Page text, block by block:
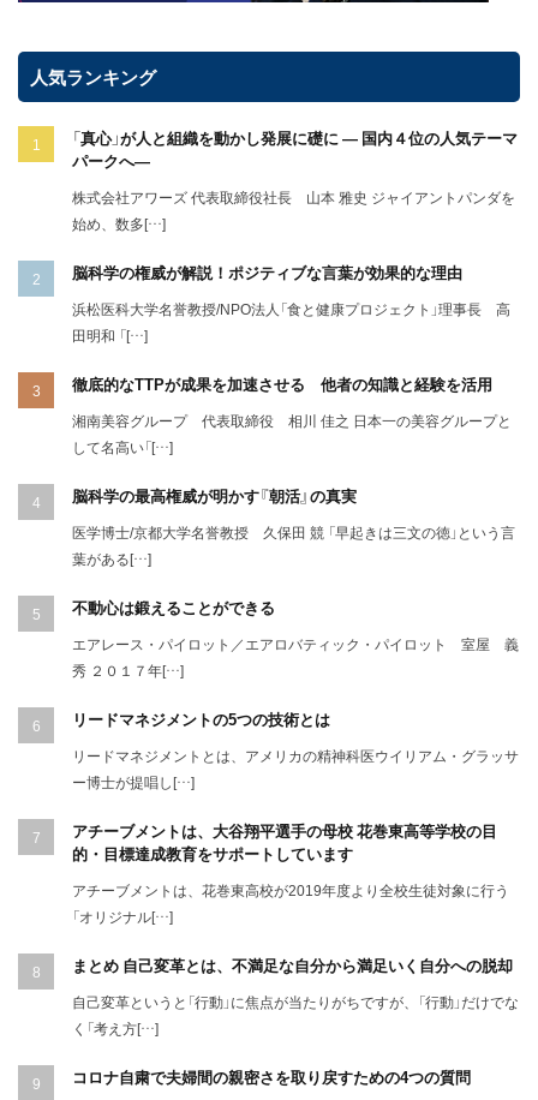
人気ランキング
「真心」が人と組織を動かし発展に礎に ― 国内４位の人気テーマ
パークへ―
株式会社アワーズ 代表取締役社長 山本 雅史 ジャイアントパンダを
始め、数多[…]
脳科学の権威が解説！ポジティブな言葉が効果的な理由
浜松医科大学名誉教授/NPO法人「食と健康プロジェクト」理事長 高
田明和 「[…]
徹底的なTTPが成果を加速させる 他者の知識と経験を活用
湘南美容グループ 代表取締役 相川 佳之 日本一の美容グループと
して名高い「[…]
脳科学の最高権威が明かす『朝活』の真実
医学博士/京都大学名誉教授 久保田 競 「早起きは三文の徳」という言
葉がある[…]
不動心は鍛えることができる
エアレース・パイロット／エアロバティック・パイロット 室屋 義
秀 ２０１７年[…]
リードマネジメントの5つの技術とは
リードマネジメントとは、アメリカの精神科医ウイリアム・グラッサ
ー博士が提唱し[…]
アチーブメントは、大谷翔平選手の母校 花巻東高等学校の目
的・目標達成教育をサポートしています
アチーブメントは、花巻東高校が2019年度より全校生徒対象に行う
「オリジナル[…]
まとめ 自己変革とは、不満足な自分から満足いく自分への脱却
自己変革というと「行動」に焦点が当たりがちですが、「行動」だけでな
く「考え方[…]
コロナ自粛で夫婦間の親密さを取り戻すための4つの質問